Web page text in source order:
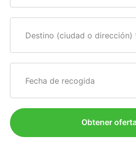
Destino (ciudad o dirección)
Fecha de recogida
Obtener